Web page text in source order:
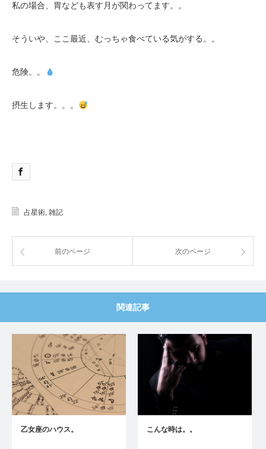
私の場合、胃なども表す月が関わってます。。
そういや、ここ最近、むっちゃ食べている気がする。。
危険。。
摂生します。。。
占星術, 雑記
前のページ 次のページ
関連記事
乙女座のハウス。 こんな時は。。